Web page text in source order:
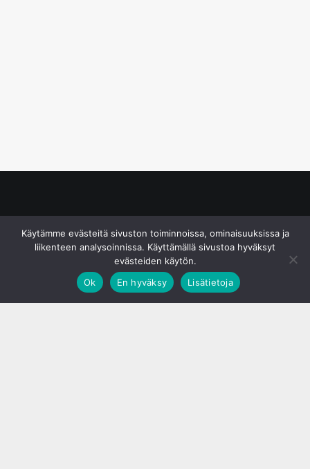
Käytämme evästeitä sivuston toiminnoissa, ominaisuuksissa ja
liikenteen analysoinnissa. Käyttämällä sivustoa hyväksyt
evästeiden käytön.
Ok
En hyväksy Lisätietoja